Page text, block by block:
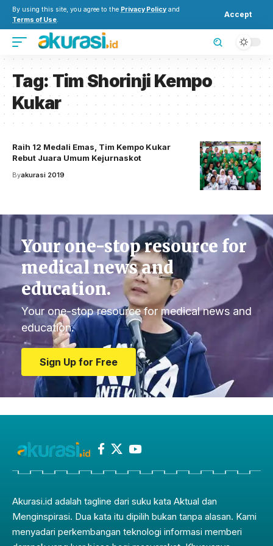
By using this site, you agree to the Privacy Policy and
Terms of Use.
Accept
Tag:Tim Shorinji Kempo
Kukar
Raih 12 Medali Emas, Tim Kempo Kukar
Rebut Juara Umum Kejurnaskot
Byakurasi 2019
Your one-stop resource for
medical news and
education.
Your one-stop resource for medical news and
education.
Sign Up for Free
Akurasi.id adalah tagline dari suku kata Aktual dan
Menginspirasi. Dua kata itu dipilih bukan tanpa alasan. Kami
menyadari perkembangan teknologi informasi memberi